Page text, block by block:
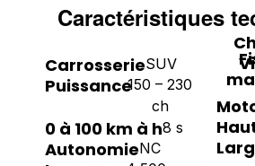
Caractéristiques
CarrosserieSUV
Puissance150 – 230
ch
0 à 100 km à h8 s
AutonomieNC